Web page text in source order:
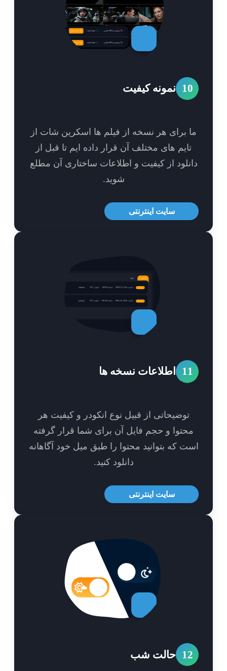
نمونه کیفیت
برای هر نسخه از فیلم ها اسکرین شات از
های مختلف آن قرار داده ایم تا قبل از
از کیفیت و اطلاعات ساختاری آن مطلع
سایت اینترنتی
اطلاعات نسخه ها
توضیحاتی از قبیل نوع انکودر و کیفیت هر
و حجم فایل آن برای شما قرار گرفته
که بتوانید محتوا را طبق میل خود آگاهانه
دانلود کنید.
سایت اینترنتی
حالت شب